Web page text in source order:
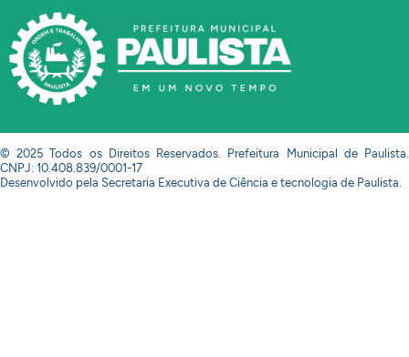
© 2025 Todos os Direitos Reservados. Prefeitura Municipal de Paulista.
CNPJ: 10.408.839/0001-17
Desenvolvido pela Secretaria Executiva de Ciência e tecnologia de Paulista.